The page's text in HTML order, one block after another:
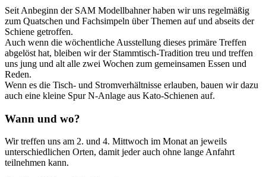
Seit Anbeginn der SAM Modellbahner haben wir uns regelmäßig
zum Quatschen und Fachsimpeln über Themen auf und abseits der
Schiene getroffen.
Auch wenn die wöchentliche Ausstellung dieses primäre Treffen
abgelöst hat, bleiben wir der Stammtisch-Tradition treu und treffen
uns jung und alt alle zwei Wochen zum gemeinsamen Essen und
Reden.
Wenn es die Tisch- und Stromverhältnisse erlauben, bauen wir dazu
auch eine kleine Spur N-Anlage aus Kato-Schienen auf.
Wann und wo?
Wir treffen uns am 2. und 4. Mittwoch im Monat an jeweils
unterschiedlichen Orten, damit jeder auch ohne lange Anfahrt
teilnehmen kann.